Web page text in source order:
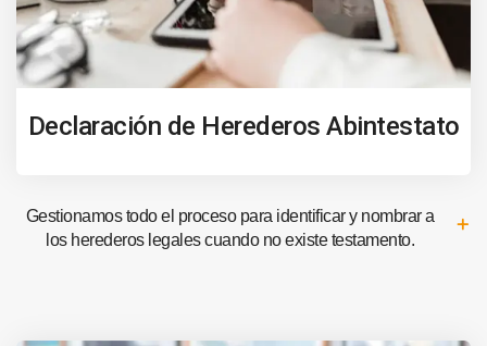
Declaración de Herederos Abintestato
Gestionamos todo el proceso para identificar y nombrar a
los herederos legales cuando no existe testamento.